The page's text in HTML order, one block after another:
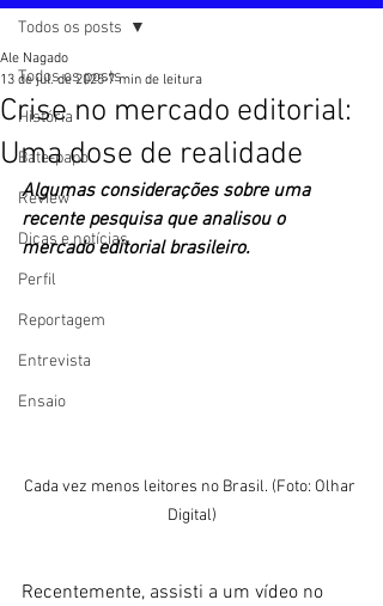
Todos os posts
História
Bate-papo
Review
Dicas e notícias
Perfil
Reportagem
Entrevista
Ensaio
Todos os posts
Crise no mercado editorial:
Uma dose de realidade
Ale Nagado
13 de jul. de 2025 7 min de leitura
Algumas considerações sobre uma
recente pesquisa que analisou o
mercado editorial brasileiro.
Cada vez menos leitores no Brasil. (Foto: Olhar
Digital)
Recentemente, assisti a um vídeo no